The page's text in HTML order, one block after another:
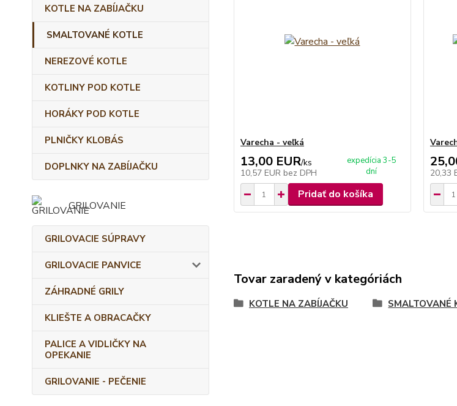
KOTLE NA ZABÍJAČKU
SMALTOVANÉ KOTLE
NEREZOVÉ KOTLE
KOTLINY POD KOTLE
HORÁKY POD KOTLE
PLNIČKY KLOBÁS
DOPLNKY NA ZABÍJAČKU
GRILOVANIE
GRILOVACIE SÚPRAVY
GRILOVACIE PANVICE
ZÁHRADNÉ GRILY
KLIEŠTE A OBRACAČKY
PALICE A VIDLIČKY NA
OPEKANIE
GRILOVANIE - PEČENIE
Varecha - veľká
13,00 EUR/ks
10,57 EUR bez DPH
expedícia 3-5
dní
Pridať do košíka
20,33
Tovar zaradený v kategóriách
KOTLE NA ZABÍJAČKU SMALTOVANÉ